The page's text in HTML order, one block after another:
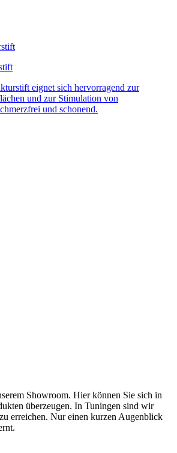
eignet sich hervorragend zur
und zur Stimulation von
und schonend.
Showroom. Hier können Sie sich in
überzeugen. In Tuningen sind wir
erreichen. Nur einen kurzen Augenblick